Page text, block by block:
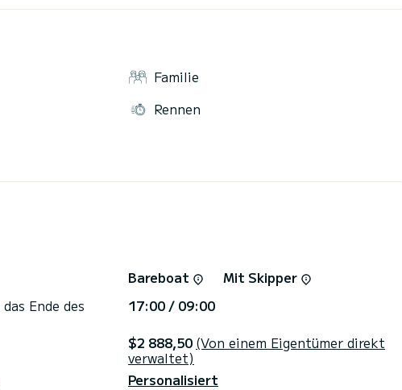
den Charterbedingungen haben, können Sie eine Nachricht
Ein SamBoat-Berater wird Ihre Fragen beantworten und
Familie
Rennen
Bareboat
Mit Skipper
Ende des
17:00 / 09:00
$2 888,50 (Von einem Eigentümer direkt
verwaltet)
Personalisiert